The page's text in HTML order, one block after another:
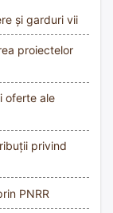
și garduri vii
proiectelor
oferte ale
privind
PNRR